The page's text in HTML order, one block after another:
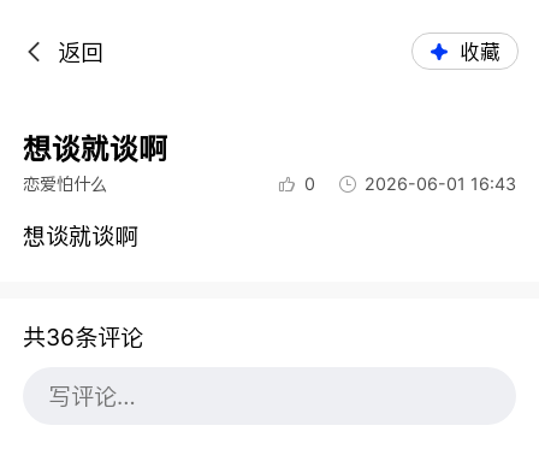
返回 收藏
想谈就谈啊
恋爱怕什么 0 2026-06-01 16:43
想谈就谈啊
共36条评论